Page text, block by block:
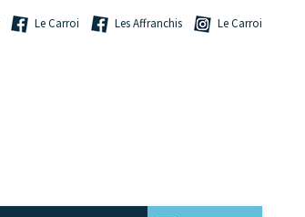
Le Carroi Les Affranchis Le Carroi